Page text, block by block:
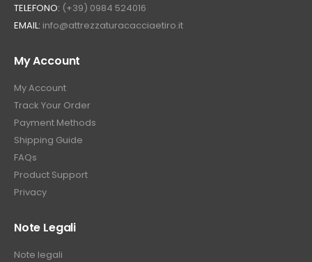
TELEFONO: (+39) 0984 524016
EMAIL: info@attrezzaturacacciaetiro.it
My Account
My Account
Track Your Order
Payment Methods
Shipping Guide
FAQs
Product Support
Privacy
Note Legali
Note legali